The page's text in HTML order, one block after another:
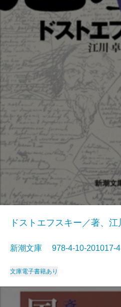
ドストエフスキー／著、江
新潮文庫 978-4-10-
文庫電子書籍あり